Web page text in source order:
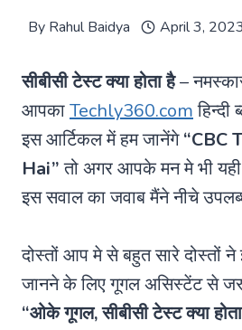
By Rahul Baidya April 3,
सीबीसी टेस्ट क्या होता है–
आपकाTechly360.com
इस आर्टिकल में हम जानेंगे“CBC
Hai”तो अगर आपके मन मे भी
इस सवाल का जवाब मैंने नीचे
दोस्तों आप मे से बहुत सारे दोस्तों
जानने के लिए गूगल असिस्टेंट से
“ओके गूगल,सीबीसी टेस्ट क्या